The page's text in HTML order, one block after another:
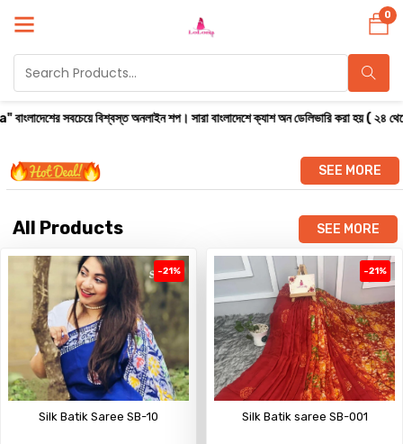
বিশ্বস্ত অনলাইন শপ। সারা বাংলাদেশে ক্যাশ অন ডেলিভারি করা হয় ( ২৪ থেকে ৭২ ঘণ্টার
0
SEE MORE
All Products SEE MORE
-21%
Silk Batik Saree SB-10
-21%
Silk Batik saree SB-001